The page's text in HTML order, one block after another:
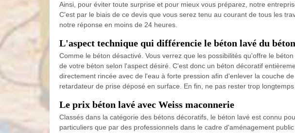
Ainsi, pour éviter toute surprise et pour mieux vous préparez, notre
C'est par le biais de ce devis que vous serez tenu au courant de tous les
notre réponse en moins de 24 heures.
L'aspect technique qui différencie le béton lavé du
Comme le béton désactivé. Vous verrez que les possibilités qu'offre le
de votre béton selon l'aspect désiré. C'est donc un béton décoratif
directement rincée avec de l'eau à forte pression afin d'enlever la couche
retardateur de prise déposé en surface. En fin, ne pas rester trop
Le prix béton lavé avec Weiss maconnerie
Classés dans la catégorie des bétons décoratifs, le béton lavé est connu
particuliers que par des professionnels dans le cadre d'aménagement